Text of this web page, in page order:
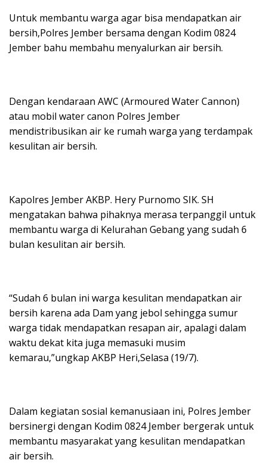
Untuk membantu warga agar bisa mendapatkan air
bersih,Polres Jember bersama dengan Kodim 0824
Jember bahu membahu menyalurkan air bersih.
Dengan kendaraan AWC (Armoured Water Cannon)
atau mobil water canon Polres Jember
mendistribusikan air ke rumah warga yang terdampak
kesulitan air bersih.
Kapolres Jember AKBP. Hery Purnomo SIK. SH
mengatakan bahwa pihaknya merasa terpanggil untuk
membantu warga di Kelurahan Gebang yang sudah 6
bulan kesulitan air bersih.
“Sudah 6 bulan ini warga kesulitan mendapatkan air
bersih karena ada Dam yang jebol sehingga sumur
warga tidak mendapatkan resapan air, apalagi dalam
waktu dekat kita juga memasuki musim
kemarau,”ungkap AKBP Heri,Selasa (19/7).
Dalam kegiatan sosial kemanusiaan ini, Polres Jember
bersinergi dengan Kodim 0824 Jember bergerak untuk
membantu masyarakat yang kesulitan mendapatkan
air bersih.